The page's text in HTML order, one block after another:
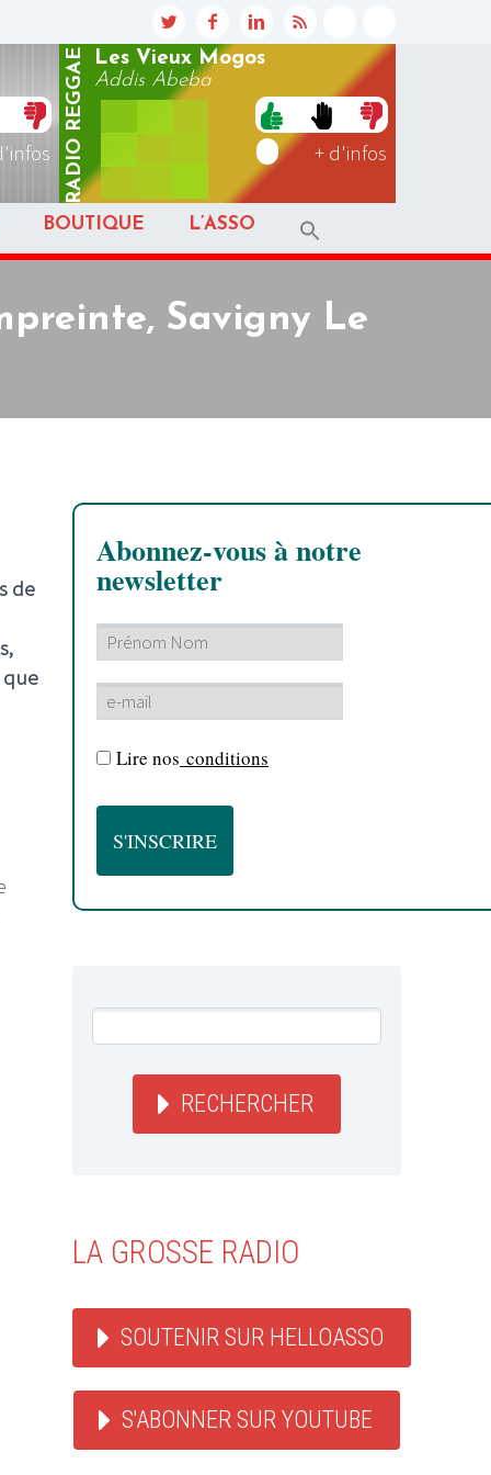
RADIO
REGGAE
Les Vieux Mogos
Addis Abeba
+ d'infos
BOUTIQUE L’ASSO
Savigny Le
de
que
Abonnez-vous à notre
newsletter
Lire nos conditions
RECHERCHER
LA GROSSE RADIO
SOUTENIR SUR HELLOASSO
S'ABONNER SUR YOUTUBE